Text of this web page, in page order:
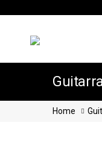
Home